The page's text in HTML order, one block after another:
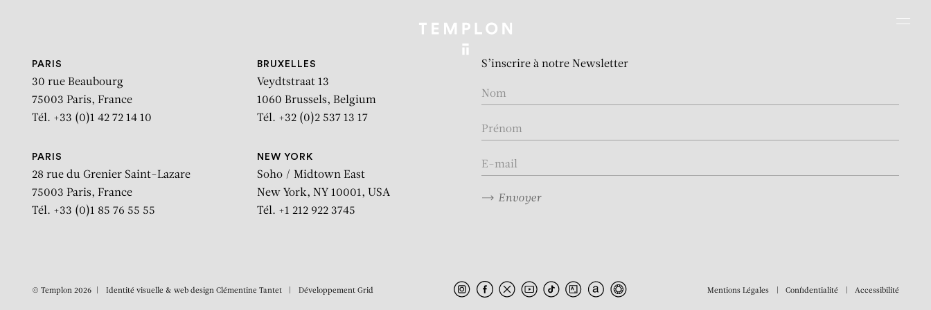
PARIS
30 rue Beaubourg
75003 Paris, France
Tél. +33 (0)1 42 72 14 10
BRUXELLES
Veydtstraat 13
1060 Brussels, Belgium
Tél. +32 (0)2 537 13 17
PARIS
28 rue du Grenier Saint-Lazare
75003 Paris, France
Tél. +33 (0)1 85 76 55 55
NEW YORK
Soho / Midtown East
New York, NY 10001, USA
Tél. +1 212 922 3745
S’inscrire à notre Newsletter
Envoyer
© Templon 2026 Identité visuelle & web design Clémentine Tantet Développement Grid Mentions Légales Confidentialité Accessibilité